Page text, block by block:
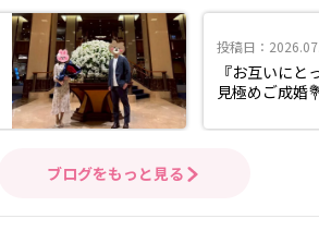
投稿日：
『お互いに
見極めご成婚
ブログをもっと見る